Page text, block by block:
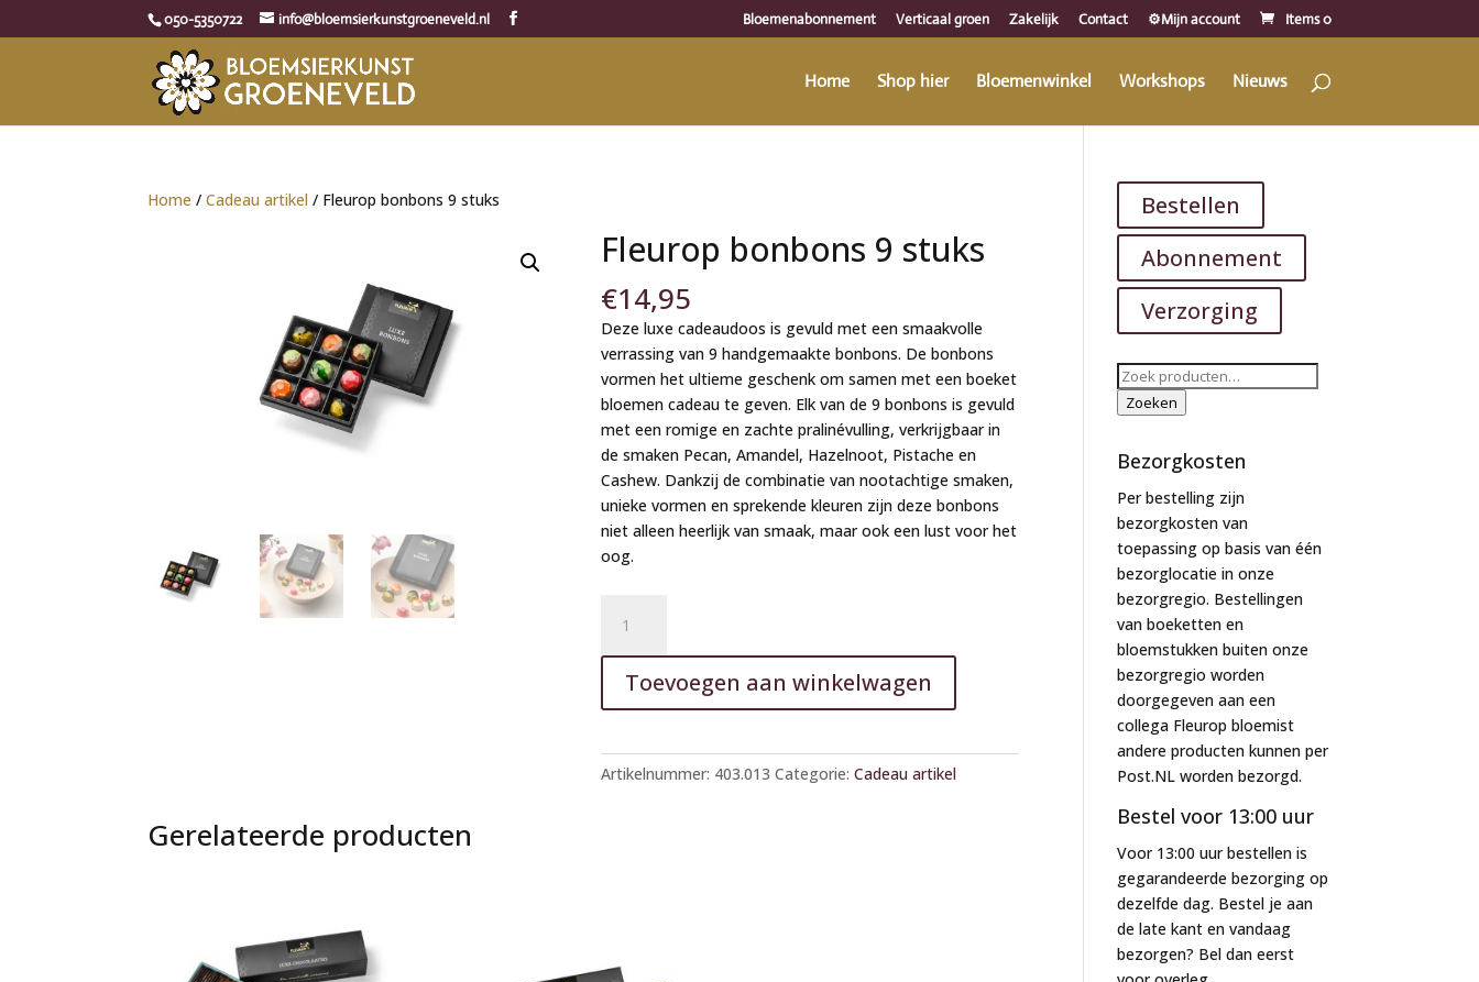
050-5350722 info@bloemsierkunstgroeneveld.nl Bloemenabonnement Verticaal groen Zakelijk Contact ⚙️Mijn account Items 0
Home Shop hier Bloemenwinkel Workshops Nieuws
Home /Cadeau artikel / Fleurop bonbons 9 stuks
Fleurop bonbons 9 stuks
€14,95
Deze luxe cadeaudoos is gevuld met een smaakvolle
verrassing van 9 handgemaakte bonbons. De bonbons
vormen het ultieme geschenk om samen met een boeket
bloemen cadeau te geven. Elk van de 9 bonbons is gevuld
met een romige en zachte pralinévulling, verkrijgbaar in
de smaken Pecan, Amandel, Hazelnoot, Pistache en
Cashew. Dankzij de combinatie van nootachtige smaken,
unieke vormen en sprekende kleuren zijn deze bonbons
niet alleen heerlijk van smaak, maar ook een lust voor het
oog.
bonbons
9
stuks
aantal
Toevoegen aan winkelwagen
t
e
r
a
t
Artikelnummer: 403.013 Categorie:Cadeau artikel
Gerelateerde producten
Bestellen
Abonnement
Verzorging
Zoeken
naar:
Zoeken
Bezorgkosten
Per bestelling zijn
bezorgkosten van
toepassing op basis van één
bezorglocatie in onze
bezorgregio. Bestellingen
van boeketten en
bloemstukken buiten onze
bezorgregio worden
doorgegeven aan een
collega Fleurop bloemist
andere producten kunnen per
Post.NL worden bezorgd.
Bestel voor 13:00 uur
Voor 13:00 uur bestellen is
gegarandeerde bezorging op
dezelfde dag. Bestel je aan
de late kant en vandaag
bezorgen? Bel dan eerst